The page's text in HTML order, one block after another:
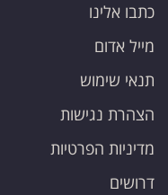
כתבו אלינו
מייל אדום
תנאי שימוש
הצהרת נגישות
מדיניות הפרטיות
דרושים